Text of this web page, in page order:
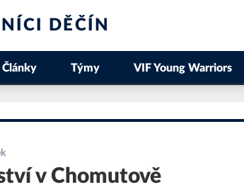
DĚČÍN
Články Týmy VIF Young Warriors
v Chomutově